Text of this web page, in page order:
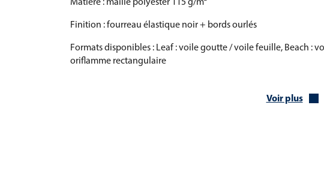
Finition : fourreau élastique noir + bords ourlés
Formats disponibles : Leaf : voile goutte / voile feuille, Beach :
oriflamme rectangulaire
Voir plus